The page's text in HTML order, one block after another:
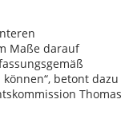
Maße darauf
betont dazu
Thomas